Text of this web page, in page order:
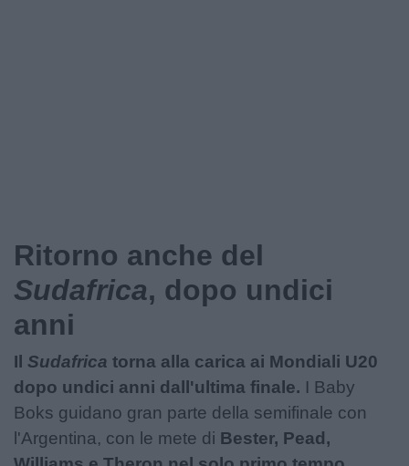
Ritorno anche del
Sudafrica, dopo undici
anni
Il Sudafrica torna alla carica ai Mondiali U20
dopo undici anni dall'ultima finale. I Baby
Boks guidano gran parte della semifinale con
l'Argentina, con le mete di Bester, Pead,